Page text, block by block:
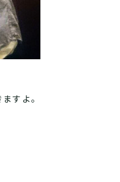
すよ。